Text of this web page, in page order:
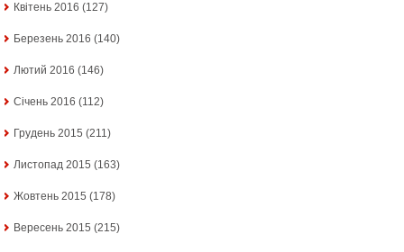
Квітень 2016 (127)
Березень 2016 (140)
Лютий 2016 (146)
Січень 2016 (112)
Грудень 2015 (211)
Листопад 2015 (163)
Жовтень 2015 (178)
Вересень 2015 (215)